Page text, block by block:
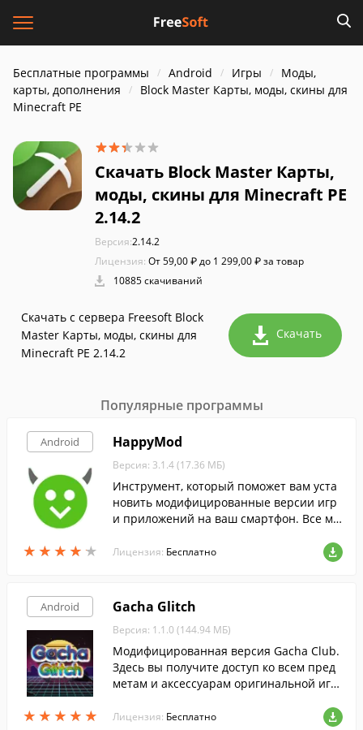
Бесплатные программы Android Игры
Моды,
карты, дополнения
Block Master Карты, моды, скины для
Minecraft PE
Скачать Block Master Карты,
моды, скины для Minecraft PE
2.14.2
Версия:2.14.2
Лицензия: От 59,00 ₽ до 1 299,00 ₽ за товар
10885 скачиваний
Скачать с сервера Freesoft Block
Master Карты, моды, скины для
Minecraft PE 2.14.2
Скачать
Популярные программы
Android
★ ★ ★ ★ ★
★ ★ ★ ★ ★
HappyMod
Версия: 3.1.4 (17.36 МБ)
Инструмент, который поможет вам уста
новить модифицированные версии игр
и приложений на ваш смартфон. Все мо
но безопасны.
Лицензия: Бесплатно
Android
★ ★ ★ ★ ★
★ ★ ★ ★ ★
Gacha Glitch
Версия: 1.1.0 (144.94 МБ)
Модифицированная версия Gacha Club.
Здесь вы получите доступ ко всем пред
метам и аксессуарам оригинальной игр
Лицензия: Бесплатно